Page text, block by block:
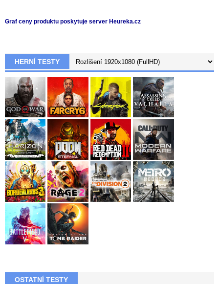
Graf ceny produktu poskytuje server Heureka.cz
HERNÍ TESTY
OSTATNÍ TESTY